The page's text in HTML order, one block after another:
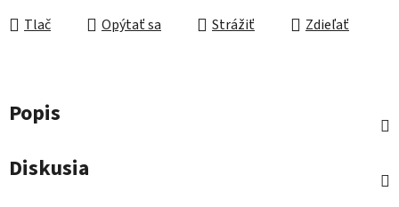
Tlač Opýtať sa Strážiť Zdieľať
Popis
Diskusia